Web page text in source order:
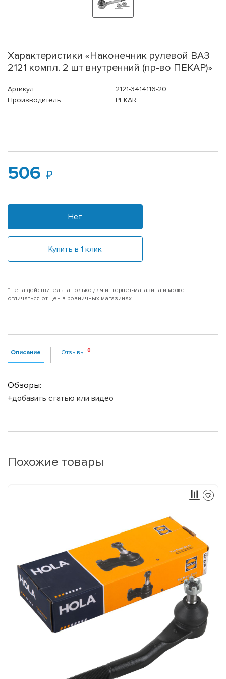
Характеристики «Наконечник рулевой ВАЗ
2121 компл. 2 шт внутренний (пр-во ПЕКАР)»
Артикул
2121-3414116-20
Производитель
PEKAR
506
Нет
Купить в 1 клик
*Цена действительна только для интернет-магазина и может
отличаться от цен в розничных магазинах
Описание Отзывы
Обзоры:
+добавить статью или видео
Похожие товары